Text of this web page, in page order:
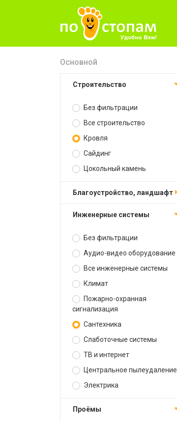
Основной
Строительство
Без фильтрации
Все строительство
Кровля
Сайдинг
Цокольный камень
Благоустройство, ландшафт
Инженерные системы
Без фильтрации
Аудио-видео оборудование
Все инженерные системы
Климат
Пожарно-охранная
сигнализация
Сантехника
Слаботочные системы
ТВ и интернет
Центральное пылеудаление
Электрика
Проёмы